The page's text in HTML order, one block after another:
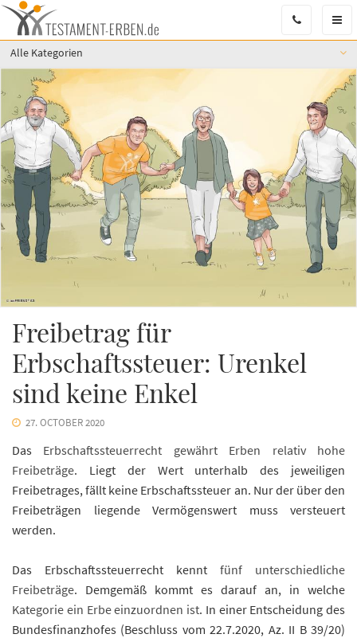
Menü
Alle Kategorien
Freibetrag für
Erbschaftssteuer: Urenkel
sind keine Enkel
27. OCTOBER 2020
Das Erbschaftssteuerrecht gewährt Erben relativ hohe
Freibeträge. Liegt der Wert unterhalb des jeweiligen
Freibetrages, fällt keine Erbschaftssteuer an. Nur der über den
Freibeträgen liegende Vermögenswert muss versteuert
werden.
Das Erbschaftssteuerrecht kennt fünf unterschiedliche
Freibeträge. Demgemäß kommt es darauf an, in welche
Kategorie ein Erbe einzuordnen ist. In einer Entscheidung des
Bundesfinanzhofes (Beschluss vom 22.7.2020, Az. II B 39/20)